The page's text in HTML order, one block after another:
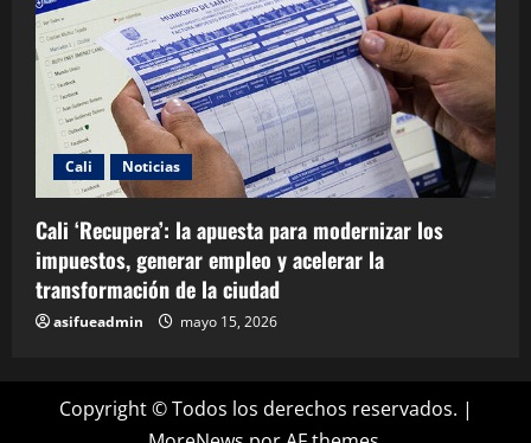
Cali Noticias
Cali ‘Recupera’: la apuesta para modernizar los
impuestos, generar empleo y acelerar la
transformación de la ciudad
asifueadmin mayo 15, 2026
Copyright © Todos los derechos reservados. |